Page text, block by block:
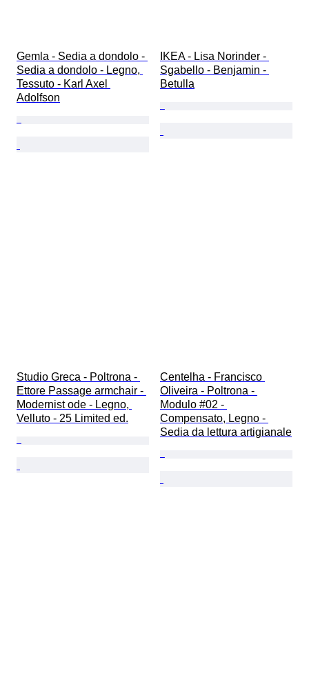
Gemla - Sedia a dondolo -
Sedia a dondolo - Legno,
Tessuto - Karl Axel
Adolfson
IKEA - Lisa Norinder -
Sgabello - Benjamin -
Betulla
Studio Greca - Poltrona -
Ettore Passage armchair -
Modernist ode - Legno,
Velluto - 25 Limited ed.
Centelha - Francisco
Oliveira - Poltrona -
Modulo #02 -
Compensato, Legno -
Sedia da lettura artigianale